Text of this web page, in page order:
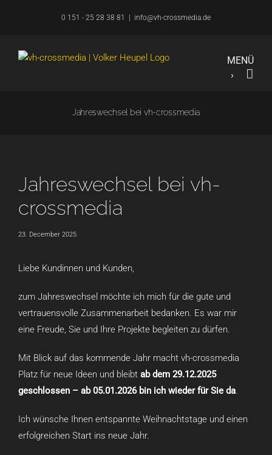
0 151 - 25 28 38 81 info@vh-crossmedia.de
Jahreswechsel bei vh-crossmedia
Jahreswechsel bei vh-
crossmedia
23. December 2025
Liebe Kundinnen und Kunden,
zum Jahreswechsel möchte ich mich für die gute und
vertrauensvolle Zusammenarbeit bedanken. Es war mir
eine Freude, Sie und Ihre Projekte begleiten zu dürfen.
Mit Blick auf das kommende Jahr macht vh-crossmedia
Platz für neue Ideen und bleibt ab dem 29.12.2025
geschlossen – ab 05.01.2026 bin ich wieder für Sie da.
Ich wünsche Ihnen entspannte Weihnachtstage und einen
erfolgreichen Start ins neue Jahr.